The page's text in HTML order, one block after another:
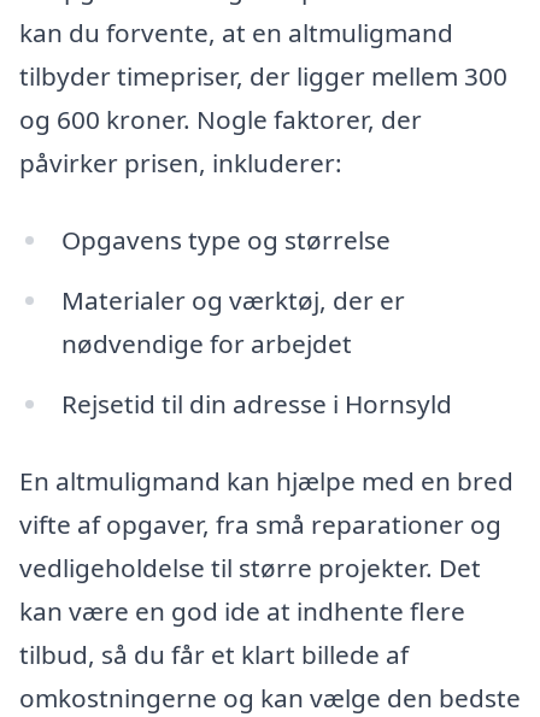
kan du forvente, at en altmuligmand
tilbyder timepriser, der ligger mellem 300
og 600 kroner. Nogle faktorer, der
påvirker prisen, inkluderer:
Opgavens type og størrelse
Materialer og værktøj, der er
nødvendige for arbejdet
Rejsetid til din adresse i Hornsyld
En altmuligmand kan hjælpe med en bred
vifte af opgaver, fra små reparationer og
vedligeholdelse til større projekter. Det
kan være en god ide at indhente flere
tilbud, så du får et klart billede af
omkostningerne og kan vælge den bedste